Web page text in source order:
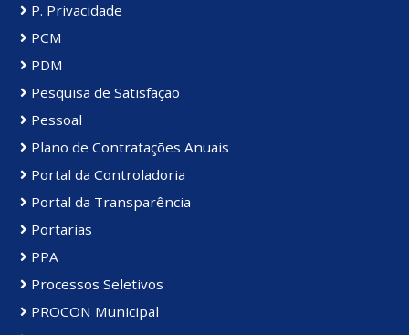
P. Privacidade
PCM
PDM
Pesquisa de Satisfação
Pessoal
Plano de Contratações Anuais
Portal da Controladoria
Portal da Transparência
Portarias
PPA
Processos Seletivos
PROCON Municipal